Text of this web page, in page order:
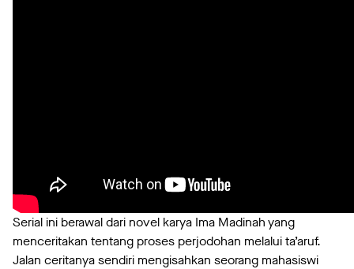
Serial ini berawal dari novel karya Ima Madinah yang
menceritakan tentang proses perjodohan melalui ta’aruf.
Jalan ceritanya sendiri mengisahkan seorang mahasiswi